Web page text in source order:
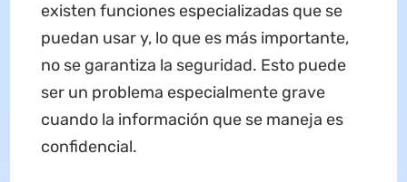
existen funciones especializadas que se
puedan usar y, lo que es más importante,
no se garantiza la seguridad. Esto puede
ser un problema especialmente grave
cuando la información que se maneja es
confidencial.